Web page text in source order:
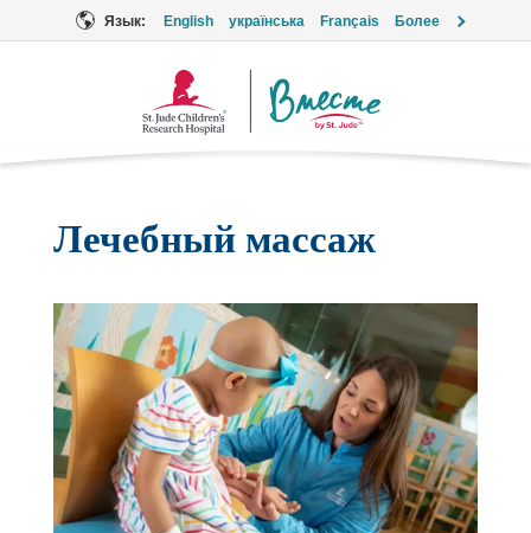
Язык: English українська Français Более
Логотип
Лечебный массаж